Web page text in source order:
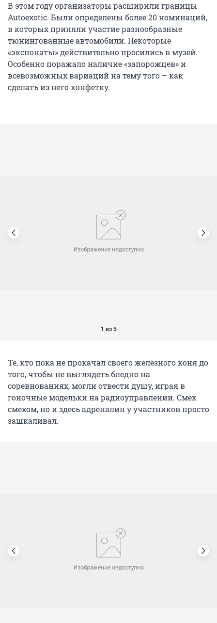
В этом году организаторы расширили границы
Autoexotic. Были определены более 20 номинаций,
в которых приняли участие разнообразные
тюнингованные автомобили. Некоторые
«экспонаты» действительно просились в музей.
Особенно поражало наличие «запорожцев» и
всевозможных вариаций на тему того – как
сделать из него конфетку.
1 из 5
Те, кто пока не прокачал своего железного коня до
того, чтобы не выглядеть бледно на
соревнованиях, могли отвести душу, играя в
гоночные модельки на радиоуправлении. Смех
смехом, но и здесь адреналин у участников просто
зашкаливал.